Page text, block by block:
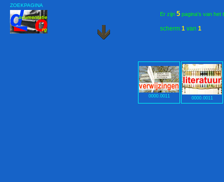
ZOEKPAGINA
Er zijn 5 pagina's van het
0000.0011 0000.0011
scherm 1 van 1